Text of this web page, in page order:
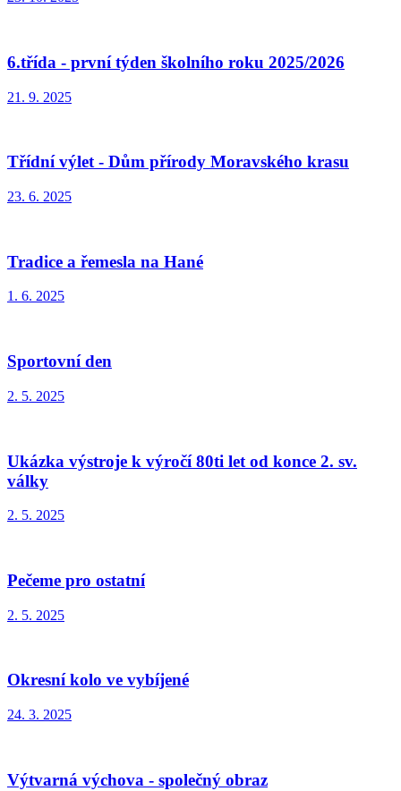
6.třída - první týden školního roku 2025/2026
21. 9. 2025
Třídní výlet - Dům přírody Moravského krasu
23. 6. 2025
Tradice a řemesla na Hané
1. 6. 2025
Sportovní den
2. 5. 2025
Ukázka výstroje k výročí 80ti let od konce 2. sv.
války
2. 5. 2025
Pečeme pro ostatní
2. 5. 2025
Okresní kolo ve vybíjené
24. 3. 2025
Výtvarná výchova - společný obraz